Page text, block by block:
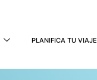
PLANIFICA TU VIAJE